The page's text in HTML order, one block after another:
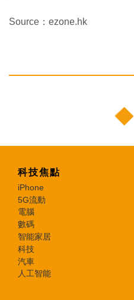
Source：ezone.hk
科技焦點
iPhone
5G流動
電腦
數碼
智能家居
科技
汽車
人工智能